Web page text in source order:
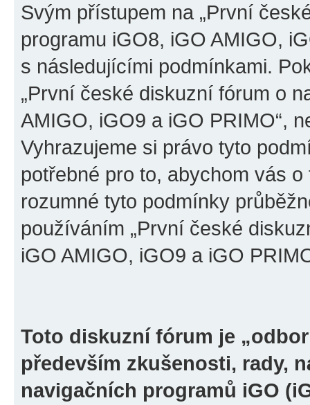
Svým přístupem na „První
programu iGO8, iGO AMIGO,
s následujícími podmínkami.
„První české diskuzní fórum o
AMIGO, iGO9 a iGO PRIMO“,
Vyhrazujeme si právo tyto
potřebné pro to, abychom vás
rozumné tyto podmínky
používáním „První české
iGO AMIGO, iGO9 a iGO
Toto diskuzní fórum je
především zkušenosti, rady,
navigačních programů iGO